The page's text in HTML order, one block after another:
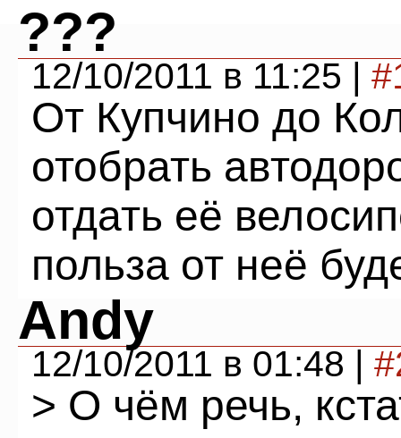
???
12/10/2011 в 11:25 |
От Купчино до
отобрать
отдать её
польза от неё
Andy
12/10/2011 в 01:48 |
> О чём речь,